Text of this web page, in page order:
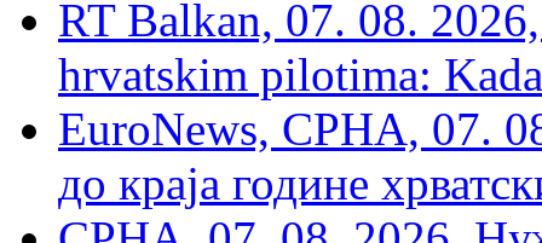
RT Balkan, 07. 08.
hrvatskim pilotima:
EuroNews, СРНА, 07.
до краја године